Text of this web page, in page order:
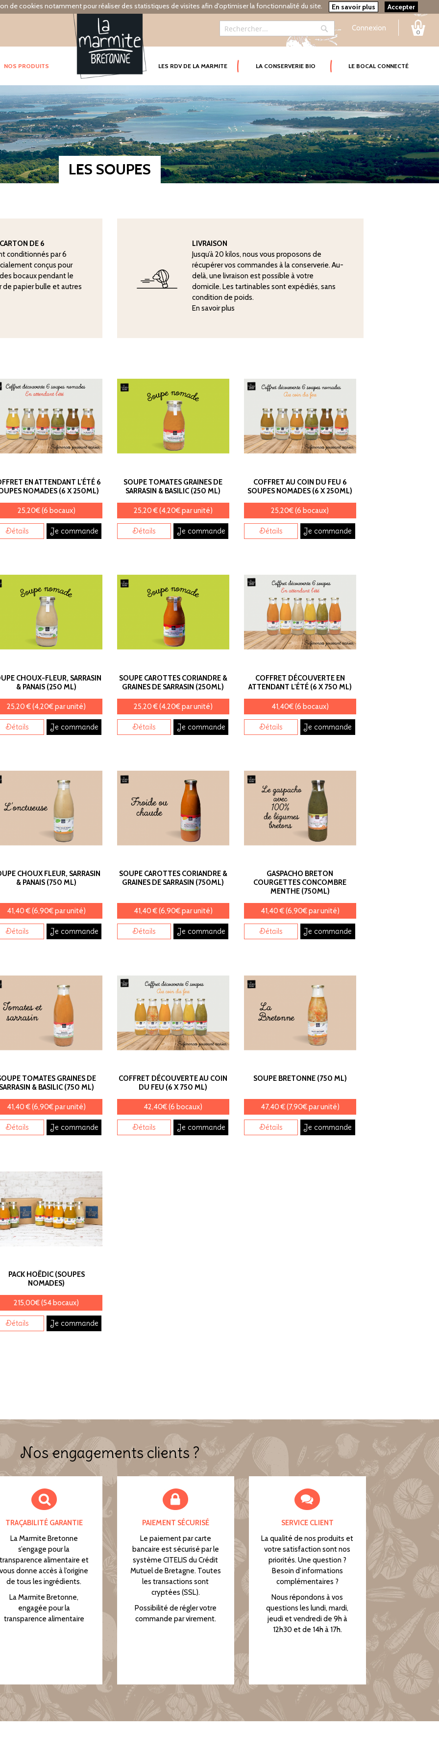
de cookies notamment pour réaliser des statistiques de visites afin d'optimiser la fonctionnalité du site. En savoir plus Accepter
Connexion 0
Rechercher
NOS PRODUITS LES RDV DE LA MARMITE LA CONSERVERIE BIO LE BOCAL CONNECTÉ
LES SOUPES
DE 6
conditionnés par 6
conçus pour
bocaux pendant le
de papier bulle et autres
LIVRAISON
Jusqu’à 20 kilos, nous vous proposons de
récupérer vos commandes à la conserverie. Au-
delà, une livraison est possible à votre
domicile. Les tartinables sont expédiés, sans
condition de poids.
En savoir plus
EN ATTENDANT L'ÉTÉ 6
NOMADES (6 X 250ML)
25,20€ (6 bocaux)
Détails Je commande
SOUPE TOMATES GRAINES DE
SARRASIN & BASILIC (250 ML)
25,20 € (4,20€ par unité)
Détails Je commande
COFFRET AU COIN DU FEU 6
SOUPES NOMADES (6 X 250ML)
25,20€ (6 bocaux)
Détails Je commande
CHOUX-FLEUR, SARRASIN
& PANAIS (250 ML)
25,20 € (4,20€ par unité)
Détails Je commande
SOUPE CAROTTES CORIANDRE &
GRAINES DE SARRASIN (250ML)
25,20 € (4,20€ par unité)
Détails Je commande
COFFRET DÉCOUVERTE EN
ATTENDANT L'ÉTÉ (6 X 750 ML)
41,40€ (6 bocaux)
Détails Je commande
CHOUX FLEUR, SARRASIN
& PANAIS (750 ML)
41,40 € (6,90€ par unité)
Détails Je commande
SOUPE CAROTTES CORIANDRE &
GRAINES DE SARRASIN (750ML)
41,40 € (6,90€ par unité)
Détails Je commande
GASPACHO BRETON
COURGETTES CONCOMBRE
MENTHE (750ML)
41,40 € (6,90€ par unité)
Détails Je commande
TOMATES GRAINES DE
& BASILIC (750 ML)
41,40 € (6,90€ par unité)
Détails Je commande
COFFRET DÉCOUVERTE AU COIN
DU FEU (6 X 750 ML)
42,40€ (6 bocaux)
Détails Je commande
SOUPE BRETONNE (750 ML)
47,40 € (7,90€ par unité)
Détails Je commande
PACK HOËDIC (SOUPES
NOMADES)
215,00€ (54 bocaux)
Détails Je commande
Nos engagements clients ?
TRAÇABILITÉ GARANTIE
La Marmite Bretonne
s’engage pour la
alimentaire et
vous donne accès à l’origine
de tous les ingrédients.
La Marmite Bretonne,
engagée pour la
transparence alimentaire
PAIEMENT SÉCURISÉ
Le paiement par carte
bancaire est sécurisé par le
système CITELIS du Crédit
Mutuel de Bretagne. Toutes
les transactions sont
cryptées (SSL).
Possibilité de régler votre
commande par virement.
SERVICE CLIENT
La qualité de nos produits et
votre satisfaction sont nos
priorités. Une question ?
Besoin d’informations
complémentaires ?
Nous répondons à vos
questions les lundi, mardi,
jeudi et vendredi de 9h à
12h30 et de 14h à 17h.